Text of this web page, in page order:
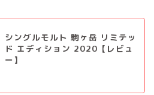
シングルモルト 駒ヶ岳 リミテッ
ド エディション 2020【レビュ
ー】